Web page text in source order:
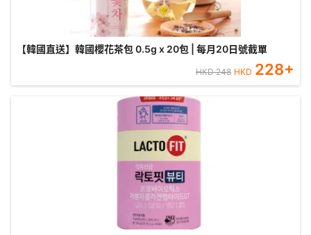
【韓國直送】韓國櫻花茶包 0.5g x 20包 | 每月20日號截單
HKD248 HKD 228+